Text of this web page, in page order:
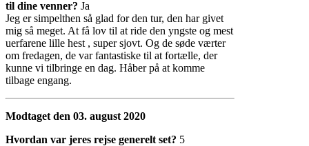
til dine venner? Ja
Jeg er simpelthen så glad for den tur, den har givet
mig så meget. At få lov til at ride den yngste og mest
uerfarene lille hest , super sjovt. Og de søde værter
om fredagen, de var fantastiske til at fortælle, der
kunne vi tilbringe en dag. Håber på at komme
tilbage engang.
Modtaget den 03. august 2020
Hvordan var jeres rejse generelt set? 5